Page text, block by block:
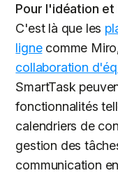
Pour l'idéation et
C'est là que les
lignecomme
collaboration
SmartTask
fonctionnalités
calendriers de
gestion des
communication